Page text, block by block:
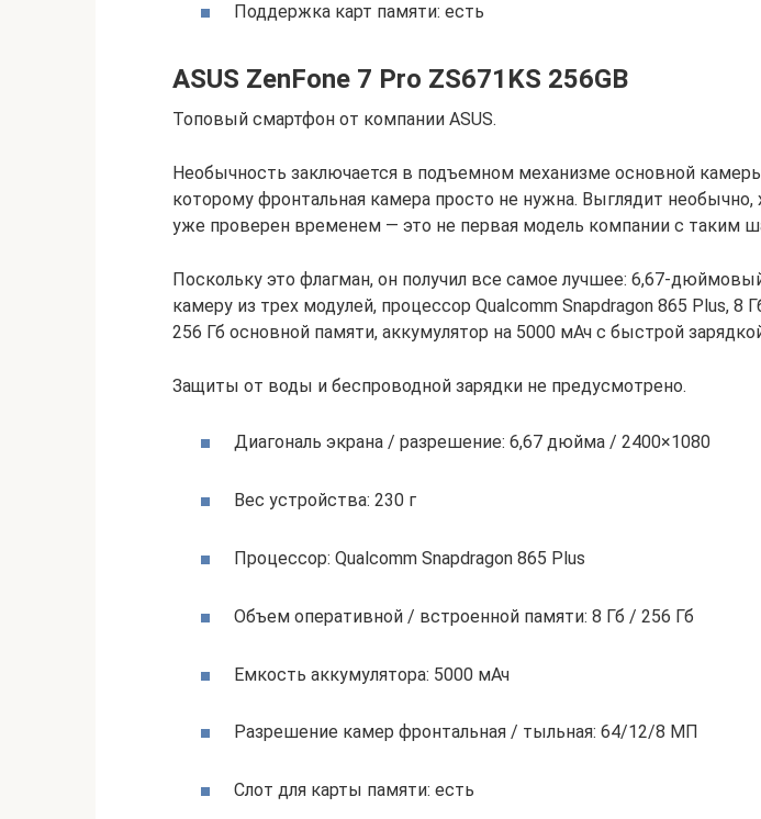
Поддержка карт памяти: есть
ASUS ZenFone 7 Pro ZS671KS 256GB
Топовый смартфон от компании ASUS.
Необычность заключается в подъемном механизме основной
которому фронтальная камера просто не нужна. Выглядит необычно,
уже проверен временем — это не первая модель компании с таким
Поскольку это флагман, он получил все самое лучшее: 6,67-
камеру из трех модулей, процессор Qualcomm Snapdragon 865 Plus, 8
256 Гб основной памяти, аккумулятор на 5000 мАч с быстрой
Защиты от воды и беспроводной зарядки не предусмотрено.
Диагональ экрана / разрешение: 6,67 дюйма / 2400×1080
Вес устройства: 230 г
Процессор: Qualcomm Snapdragon 865 Plus
Объем оперативной / встроенной памяти: 8 Гб / 256 Гб
Емкость аккумулятора: 5000 мАч
Разрешение камер фронтальная / тыльная: 64/12/8 МП
Слот для карты памяти: есть